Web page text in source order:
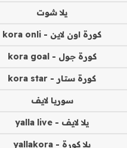
يلا شوت
كورة اون لاين - kora onli
كورة جول - kora goal
كورة ستار - kora star
سوريا لايف
يلا لايف - yalla live
يلا كورة - yallakora